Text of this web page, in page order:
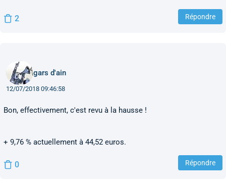
2 Répondre
gars d'ain
12/07/2018 09:46:58
Bon, effectivement, c'est revu à la hausse !
+ 9,76 % actuellement à 44,52 euros.
0 Répondre